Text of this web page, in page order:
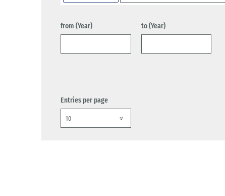
from (Year) to (Year)
Entries per page